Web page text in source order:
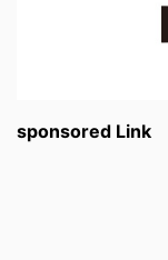
sponsored Link